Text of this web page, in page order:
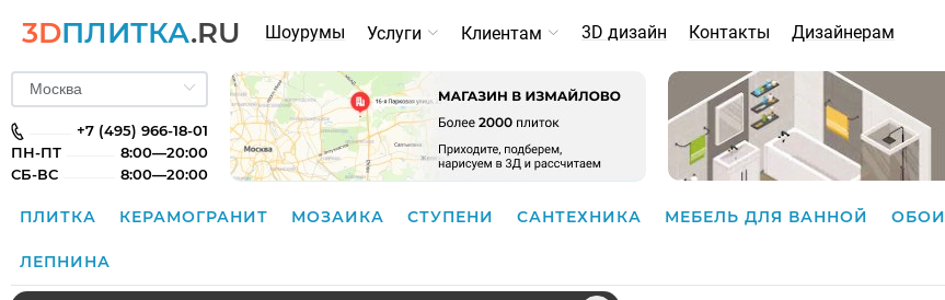
3DПЛИТКА.RU Шоурумы Услуги Клиентам 3D дизайн Контакты Дизайнерам
+7 (495) 966-18-01
ПН-ПТ
8:00—20:00
СБ-ВС
8:00—20:00
ПЛИТКА КЕРАМОГРАНИТ МОЗАИКА СТУПЕНИ САНТЕХНИКА МЕБЕЛЬ ДЛЯ ВАННОЙ ОБОИ
ЛЕПНИНА